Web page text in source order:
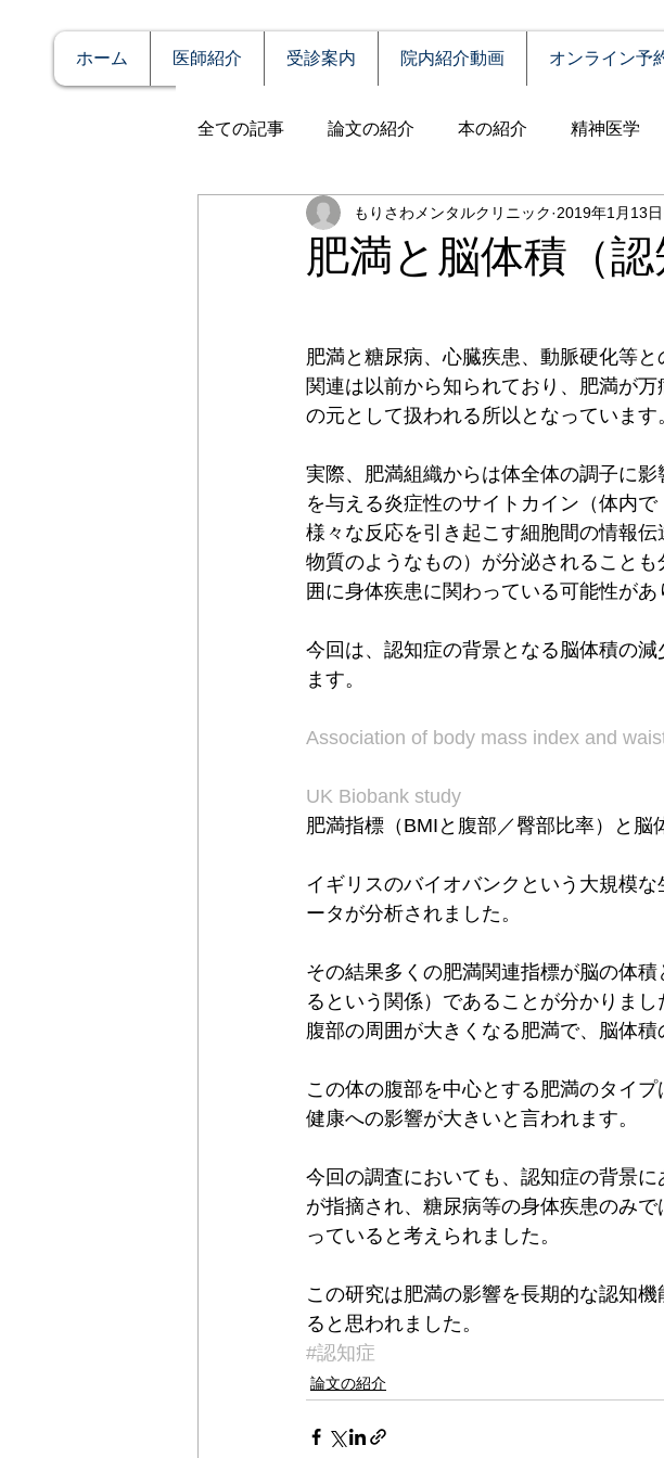
ホーム 医師紹介 受診案内 院内紹介動画 オンライン予
全ての記事 論文の紹介 本の紹介 精神医学
症例報告 発達障害 自殺 認知
全般性不安障害 パニック障害 摂食障害
PTSD（心的外傷後ストレス障害） 睡眠障害
肥満と脳体積（
もりさわメンタルクリニック 2019年1月13日
肥満と糖尿病、心臓疾患、動脈硬化等と
関連は以前から知られており、肥満が万
の元として扱われる所以となっています
実際、肥満組織からは体全体の調子に影
を与える炎症性のサイトカイン（体内で
様々な反応を引き起こす細胞間の情報伝
物質のようなもの）が分泌されること
囲に身体疾患に関わっている可能性があ
今回は、認知症の背景となる脳体積の
ます。
Association of body mass index and
UK Biobank study
肥満指標（BMIと腹部／臀部比率）と脳
イギリスのバイオバンクという大規模
ータが分析されました。
その結果多くの肥満関連指標が脳の体
るという関係）であることが分かりま
腹部の周囲が大きくなる肥満で、脳体積
この体の腹部を中心とする肥満のタイ
健康への影響が大きいと言われます。
今回の調査においても、認知症の背景
が指摘され、糖尿病等の身体疾患のみ
っていると考えられました。
この研究は肥満の影響を長期的な認知
ると思われました。
#認知症
論文の紹介